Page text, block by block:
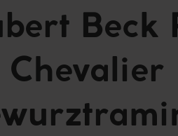
Beck
Chevalier